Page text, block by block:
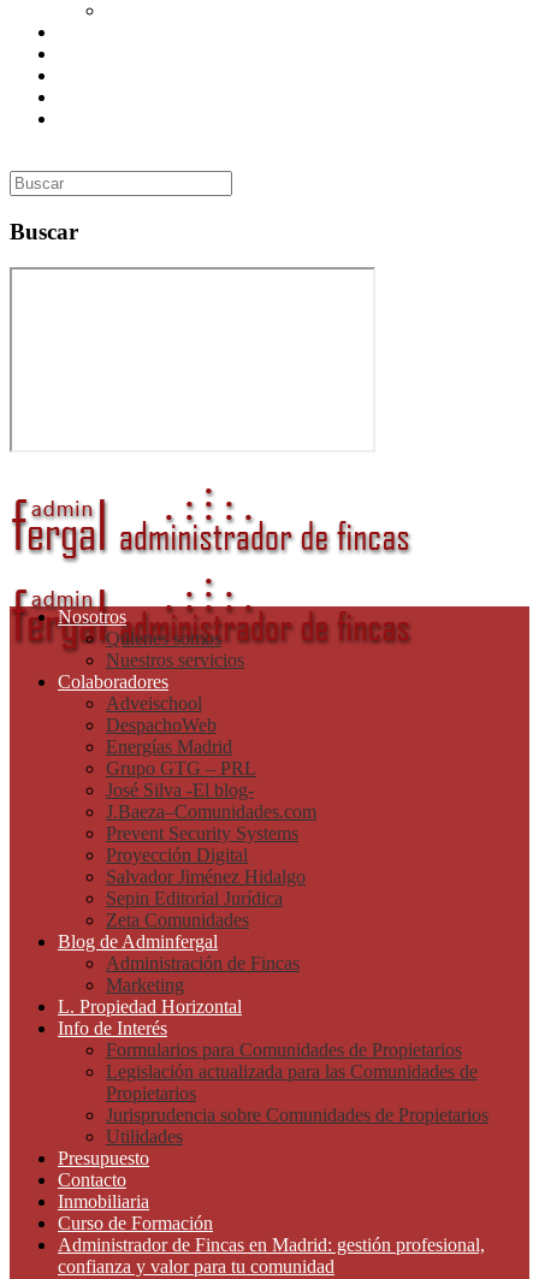
Buscar
Nosotros
Quienes somos
Nuestros servicios
Colaboradores
Adveischool
DespachoWeb
Energías Madrid
Grupo GTG – PRL
José Silva -El blog-
J.Baeza–Comunidades.com
Prevent Security Systems
Proyección Digital
Salvador Jiménez Hidalgo
Sepin Editorial Jurídica
Zeta Comunidades
Blog de Adminfergal
Administración de Fincas
Marketing
L. Propiedad Horizontal
Info de Interés
Formularios para Comunidades de Propietarios
Legislación actualizada para las Comunidades de
Propietarios
Jurisprudencia sobre Comunidades de Propietarios
Utilidades
Presupuesto
Contacto
Inmobiliaria
Curso de Formación
Administrador de Fincas en Madrid: gestión profesional,
confianza y valor para tu comunidad